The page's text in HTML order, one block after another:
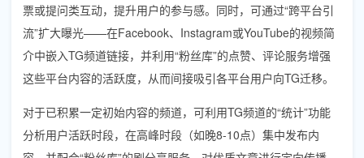
票或提问类互动，提升用户的参与感。同时，可通过“跨平台引
流”扩大曝光——在Facebook、Instagram或YouTube的视频简
介中嵌入TG频道链接，并利用“粉丝库”的点赞、评论服务增强
这些平台内容的活跃度，从而间接吸引各平台用户向TG迁移。
对于已积累一定初始内容的频道，可利用TG频道的“统计”功能
分析用户活跃时段，在高峰时段（如晚8-10点）集中发布内